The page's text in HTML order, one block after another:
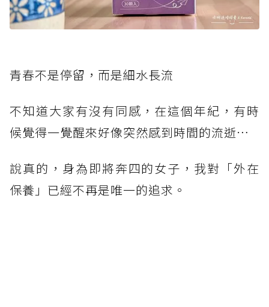
青春不是停留，而是細水長流
不知道大家有沒有同感，在這個年紀，有時
候覺得一覺醒來好像突然感到時間的流逝⋯
說真的，身為即將奔四的女子，我對「外在
保養」已經不再是唯一的追求。